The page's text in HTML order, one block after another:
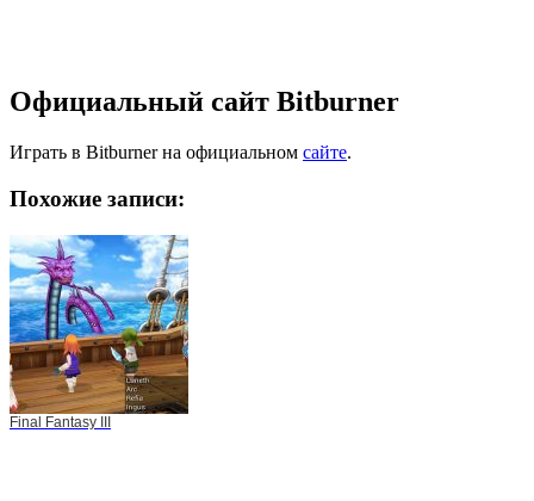
Официальный сайт Bitburner
Играть в Bitburner на официальном сайте.
Похожие записи:
Final Fantasy III